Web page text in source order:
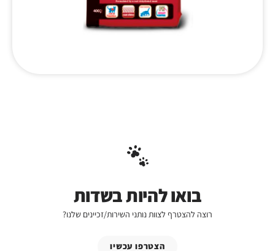
בואו להיות בשדות
רוצה להצטרף לצוות נותני השירות/זכיינים שלנו?
הצטרפו עכשיו